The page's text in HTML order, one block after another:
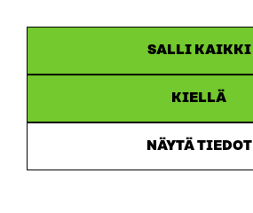
SALLI KAIKKI
KIELLÄ
NÄYTÄ TIEDOT
fönster
ett
Instagram